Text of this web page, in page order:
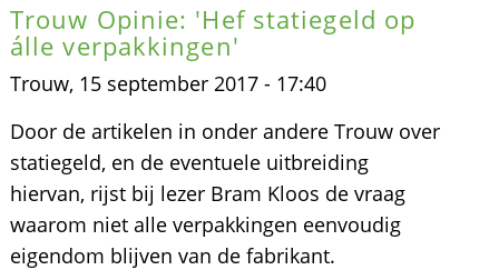
Trouw Opinie: 'Hef statiegeld op
álle verpakkingen'
Trouw, 15 september 2017 - 17:40
Door de artikelen in onder andere Trouw over
statiegeld, en de eventuele uitbreiding
hiervan, rijst bij lezer Bram Kloos de vraag
waarom niet alle verpakkingen eenvoudig
eigendom blijven van de fabrikant.